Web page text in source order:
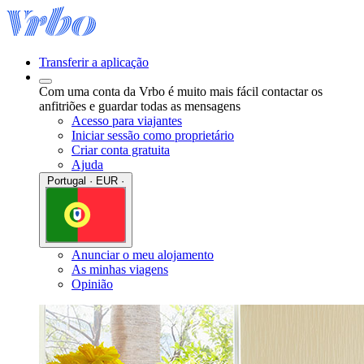
Transferir a aplicação
Com uma conta da Vrbo é muito mais fácil contactar os
anfitriões e guardar todas as mensagens
Acesso para viajantes
Iniciar sessão como proprietário
Criar conta gratuita
Ajuda
Anunciar o meu alojamento
As minhas viagens
Opinião